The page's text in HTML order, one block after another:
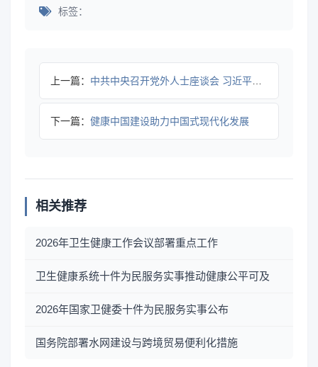
标签：
上一篇： 中共中央召开党外人士座谈会 习近平强调稳中求进推动高质量发展
下一篇： 健康中国建设助力中国式现代化发展
相关推荐
2026年卫生健康工作会议部署重点工作
卫生健康系统十件为民服务实事推动健康公平可及
2026年国家卫健委十件为民服务实事公布
国务院部署水网建设与跨境贸易便利化措施